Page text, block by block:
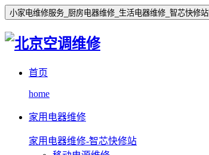
小家电维修服务_厨房电器维修_生活电器维修_智芯快修
首页
home
家用电器维修
家用电器维修-智芯快修站